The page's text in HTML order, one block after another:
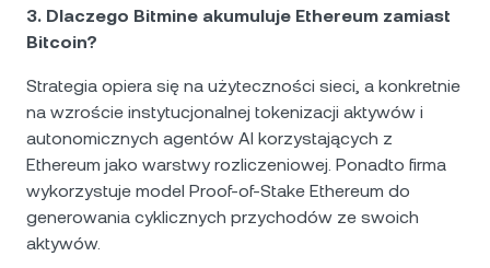
3. Dlaczego Bitmine akumuluje Ethereum zamiast
Bitcoin?
Strategia opiera się na użyteczności sieci, a konkretnie
na wzroście instytucjonalnej tokenizacji aktywów i
autonomicznych agentów AI korzystających z
Ethereum jako warstwy rozliczeniowej. Ponadto firma
wykorzystuje model Proof-of-Stake Ethereum do
generowania cyklicznych przychodów ze swoich
aktywów.